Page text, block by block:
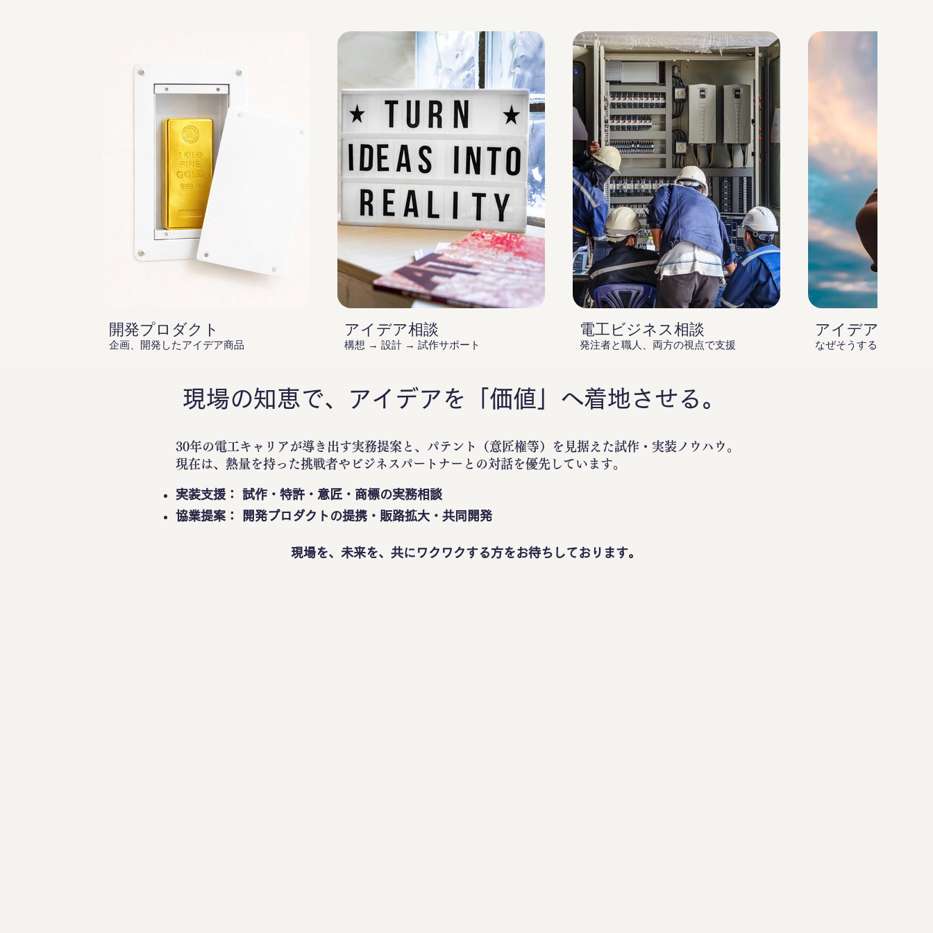
開発プロダクト
企画、開発したアイデア商品
アイデア相談
構想 → 設計 → 試作サポート
電工ビジネス相談
発注者と職人、両方の視点で支援
アイデア庵の思
なぜそうするのか？を伝
現場の知恵で、アイデアを「価値」へ着地させる。
30年の電工キャリアが導き出す実務提案と、パテント（意匠権等）を見据えた試作・実装ノウハウ。
現在は、熱量を持った挑戦者やビジネスパートナーとの対話を優先しています。
実装支援： 試作・特許・意匠・商標の実務相談
協業提案： 開発プロダクトの提携・販路拡大・共同開発
現場を、未来を、共にワクワクする方をお待ちしております。